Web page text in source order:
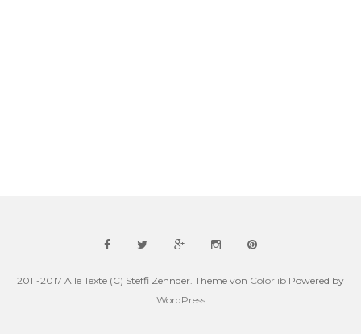
2011-2017 Alle Texte (C) Steffi Zehnder. Theme von Colorlib Powered by
WordPress